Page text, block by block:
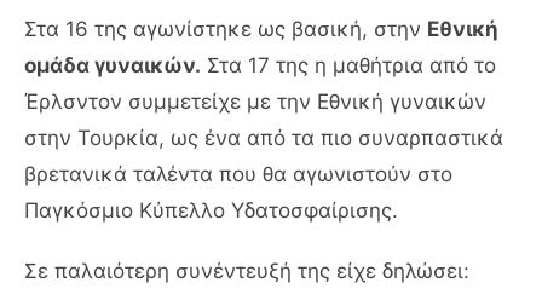
Στα 16 της αγωνίστηκε ως βασική, στην Εθνική
ομάδα γυναικών. Στα 17 της η μαθήτρια από το
Έρλσντον συμμετείχε με την Εθνική γυναικών
στην Τουρκία, ως ένα από τα πιο συναρπαστικά
βρετανικά ταλέντα που θα αγωνιστούν στο
Παγκόσμιο Κύπελλο Υδατοσφαίρισης.
Σε παλαιότερη συνέντευξή της είχε δηλώσει: